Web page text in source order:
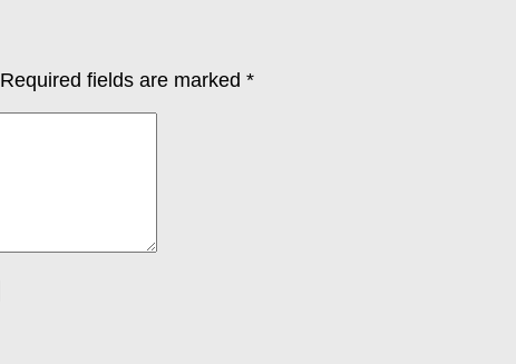
Required fields are marked *